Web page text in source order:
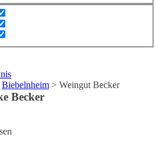
Biebelnheim > Weingut Becker
Becker